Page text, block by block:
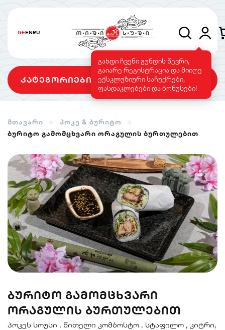
GEENRU
გახდი ჩვენი გუნდის წევრი,
გაიარე რეგისტრაცია და მიიღე
ექსკლუზიური საჩუქრები,
ფასდაკლებები და ბონუსები!
კატეგორიები
სუშის ტორტი საფირმო
ვეგეტარიანული
მენიუ
სენდვიჩი ნიგირები მაკები
სალათები
მთავარი
პოკე & ბურიტო
ბურიტო გამომცხვარი ორაგულის ბურთულებით
ᲑᲣᲠᲘᲢᲝ ᲒᲐᲛᲝᲛᲪᲮᲕᲐᲠᲘ
ᲝᲠᲐᲒᲣᲚᲘᲡ ᲑᲣᲠᲗᲣᲚᲔᲑᲘᲗ
პოკეს სოუსი , წითელი კომბოსტო , სტაფილო , კიტრი,